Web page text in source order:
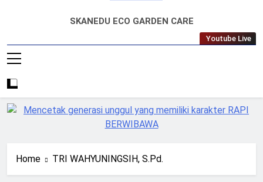
SMKN KUDU
RAPI BERWIBAWA
SKANEDU ECO GARDEN CARE
Youtube Live
Home TRI WAHYUNINGSIH, S.Pd.